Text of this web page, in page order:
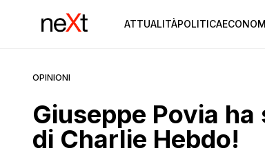
ATTUALITÀPOLITICA
OPINIONI
Giuseppe Povia
di Charlie Hebdo!